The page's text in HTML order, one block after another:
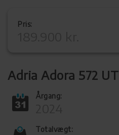
Pris:
Adria Adora 572 UT
Årgang:
Totalvægt: